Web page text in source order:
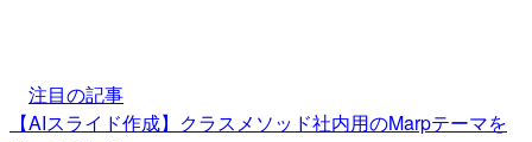
注目の記事
【AIスライド作成】クラスメソッド社内用のMarpテーマを